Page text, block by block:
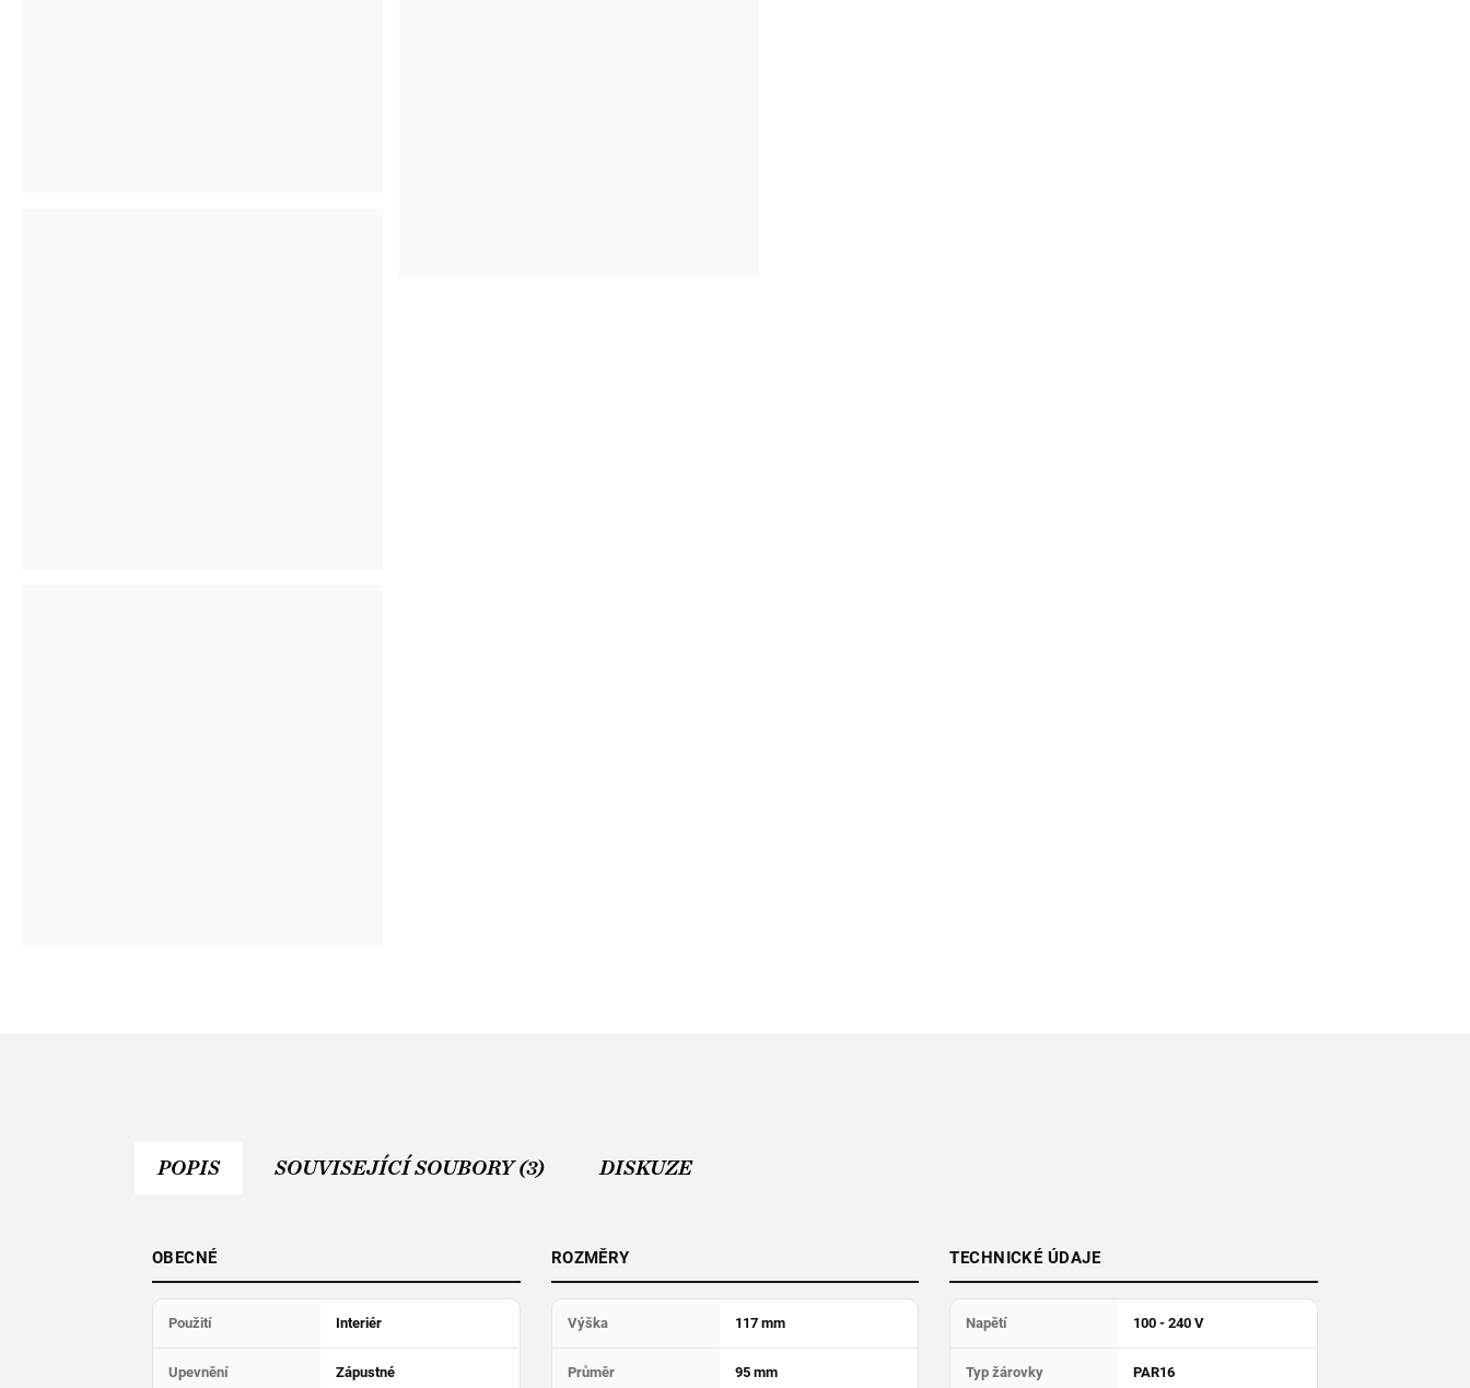
POPIS SOUVISEJÍCÍ SOUBORY (3) DISKUZE
OBECNÉ
Použití Interiér
Upevnění Zápustné
ROZMĚRY
Výška 117 mm
Průměr 95 mm
TECHNICKÉ ÚDAJE
Napětí 100 - 240 V
Typ žárovky PAR16